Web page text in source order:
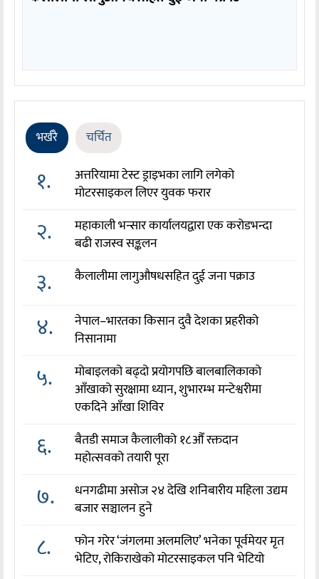
भर्खरै चर्चित
१.
अत्तरियामा टेस्ट ड्राइभका लागि लगेको
मोटरसाइकल लिएर युवक फरार
२.
महाकाली भन्सार कार्यालयद्वारा एक करोडभन्दा
बढी राजस्व सङ्कलन
३. कैलालीमा लागुऔषधसहित दुई जना पक्राउ
४.
नेपाल–भारतका किसान दुवै देशका प्रहरीको
निसानामा
५.
मोबाइलको बढ्दो प्रयोगपछि बालबालिकाको
आँखाको सुरक्षामा ध्यान, शुभारम्भ मन्टेश्वरीमा
एकदिने आँखा शिविर
६.
बैतडी समाज कैलालीको १८औँ रक्तदान
महोत्सवको तयारी पूरा
७.
धनगढीमा असोज २४ देखि शनिबारीय महिला उद्यम
बजार सञ्चालन हुने
८.
फोन गरेर ‘जंगलमा अलमलिए’ भनेका पूर्वमेयर मृत
भेटिए, रोकिराखेको मोटरसाइकल पनि भेटियो